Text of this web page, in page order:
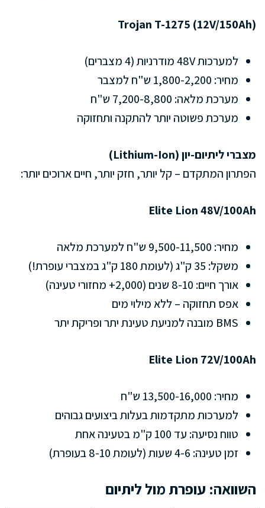
Trojan T-1275 (12V/150Ah)
למערכות 48V מודרניות (4 מצברים)
מחיר: 1,800-2,200 ש"ח למצבר
מערכת מלאה: 7,200-8,800 ש"ח
מערכת פשוטה יותר להתקנה ותחזוקה
מצברי ליתיום-יון (Lithium-Ion)
הפתרון המתקדם – קל יותר, חזק יותר, חיים ארוכים יותר:
Elite Lion 48V/100Ah
מחיר: 9,500-11,500 ש"ח למערכת מלאה
משקל: 35 ק"ג (לעומת 180 ק"ג במצברי עופרת!)
אורך חיים: 8-10 שנים (2,000+ מחזורי טעינה)
אפס תחזוקה – ללא מילוי מים
BMS מובנה למניעת טעינת יתר ופריקת יתר
Elite Lion 72V/100Ah
מחיר: 13,500-16,000 ש"ח
למערכות מתקדמות בעלות ביצועים גבוהים
טווח נסיעה: עד 100 ק"מ בטעינה אחת
זמן טעינה: 4-6 שעות (לעומת 8-10 בעופרת)
השוואה: עופרת מול ליתיום